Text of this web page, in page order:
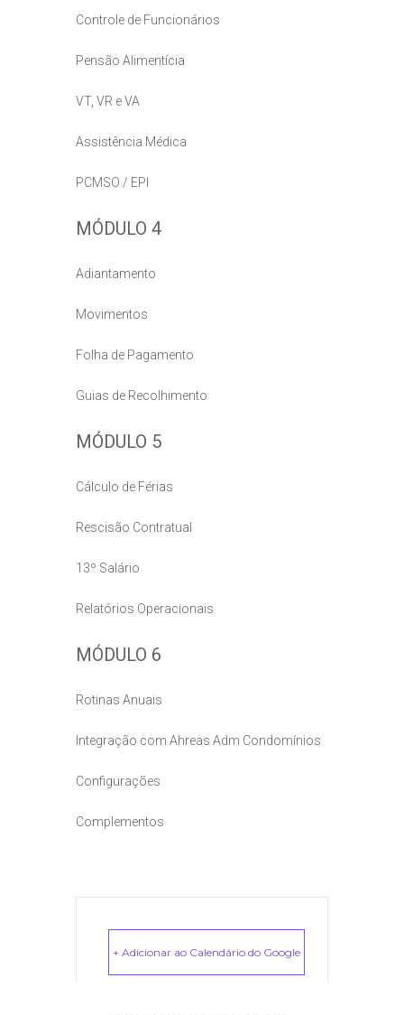
Controle de Funcionários
Pensão Alimentícia
VT, VR e VA
Assistência Médica
PCMSO / EPI
MÓDULO 4
Adiantamento
Movimentos
Folha de Pagamento
Guias de Recolhimento
MÓDULO 5
Cálculo de Férias
Rescisão Contratual
13º Salário
Relatórios Operacionais
MÓDULO 6
Rotinas Anuais
Integração com Ahreas Adm Condomínios
Configurações
Complementos
+ Adicionar ao Calendário do Google